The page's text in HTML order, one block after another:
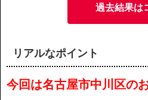
過去結果は
リアルなポイント
今回は名古屋市中川区の